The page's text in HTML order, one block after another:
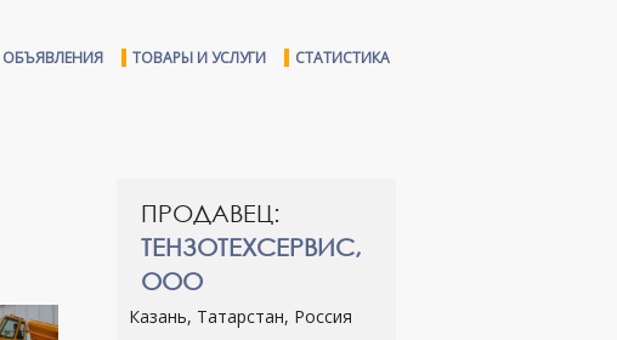
ОБЪЯВЛЕНИЯ ТОВАРЫ И УСЛУГИ СТАТИСТИКА
ПРОДАВЕЦ:
ТЕНЗОТЕХСЕРВИС,
ООО
Казань, Татарстан, Россия